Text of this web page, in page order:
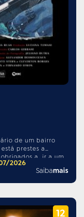
de um bairro
prestes a
obrigados a ir a um
para usufruir
popular e creche
humilde
Ricardo,
de três centros
o mais
2026
Saibamais